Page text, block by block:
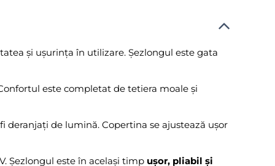
și ușurința în utilizare. Șezlongul este gata
este completat de tetiera moale și
deranjați de lumină. Copertina se ajustează ușor
Șezlongul este în același timp ușor, pliabil și